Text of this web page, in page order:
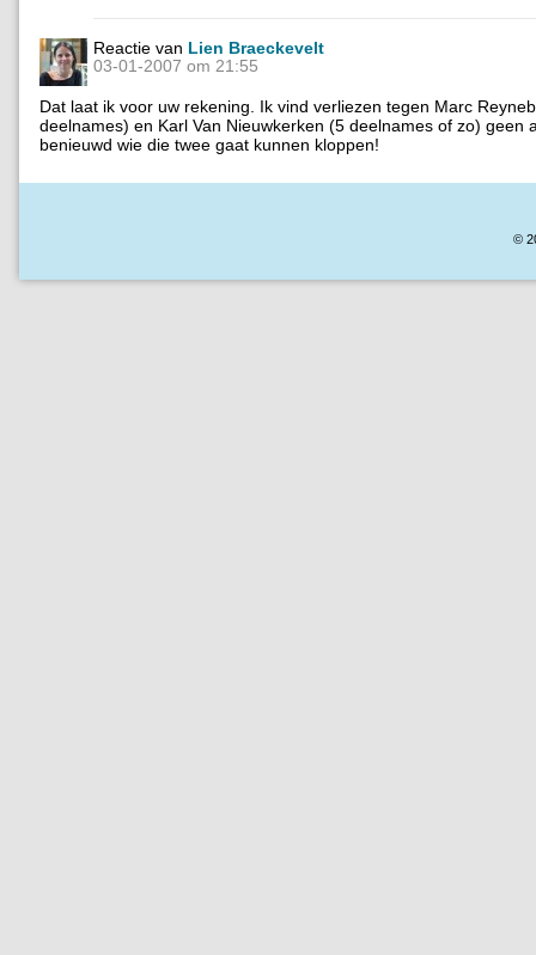
Reactie van Lien Braeckevelt
03-01-2007 om 21:55
Dat laat ik voor uw rekening. Ik vind verliezen tegen Marc
deelnames) en Karl Van Nieuwkerken (5 deelnames of zo) geen
benieuwd wie die twee gaat kunnen kloppen!
©